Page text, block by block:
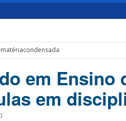
em Ensino
em